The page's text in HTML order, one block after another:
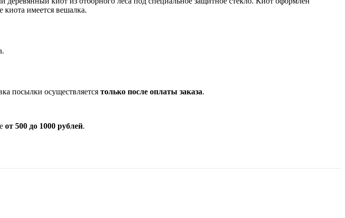
имеется вешалка.
посылки осуществляется только после оплаты заказа.
от 500 до 1000 рублей.